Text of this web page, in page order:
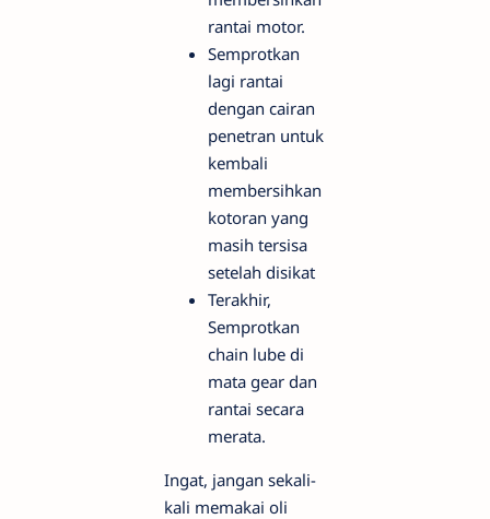
rantai motor.
Semprotkan
lagi rantai
dengan cairan
penetran untuk
kembali
membersihkan
kotoran yang
masih tersisa
setelah disikat
Terakhir,
Semprotkan
chain lube di
mata gear dan
rantai secara
merata.
Ingat, jangan sekali-
kali memakai oli